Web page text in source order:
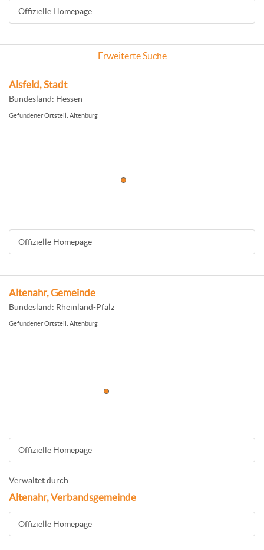
Offizielle Homepage
Erweiterte Suche
Alsfeld, Stadt
Bundesland: Hessen
Gefundener Ortsteil: Altenburg
Offizielle Homepage
Altenahr, Gemeinde
Bundesland: Rheinland-Pfalz
Gefundener Ortsteil: Altenburg
Offizielle Homepage
Verwaltet durch:
Altenahr, Verbandsgemeinde
Offizielle Homepage